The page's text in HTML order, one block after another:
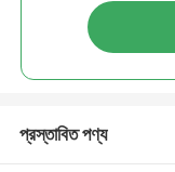
প্রস্তাবিত পণ্য